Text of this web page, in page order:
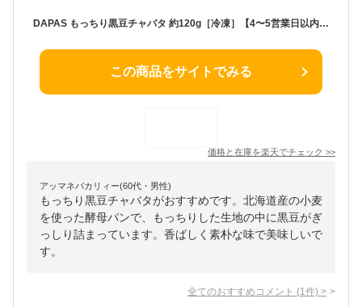
DAPAS もっちり黒豆チャバタ 約120g［冷凍］【4〜5営業日以内に出荷】
この商品をサイトでみる
価格と在庫を楽天でチェック >>
アッマネバカリィー(60代・男性)
もっちり黒豆チャバタがおすすめです。北海道産の小麦
を使った酵母パンで、もっちりした生地の中に黒豆がぎ
っしり詰まっています。香ばしく素朴な味で美味しいで
す。
全てのおすすめコメント (1 件) >